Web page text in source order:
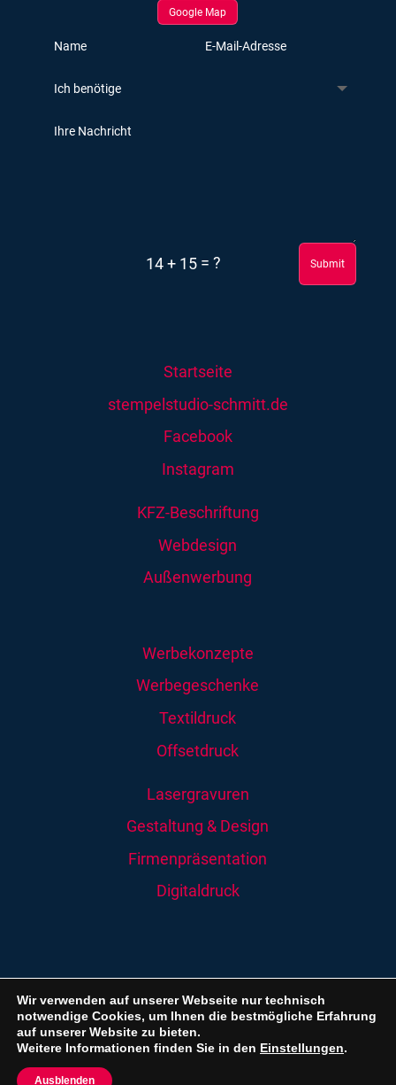
Google Map
14 + 15 =? Submit
Startseite
stempelstudio-schmitt.de
Facebook
Instagram
KFZ-Beschriftung
Webdesign
Außenwerbung
Werbekonzepte
Werbegeschenke
Textildruck
Offsetdruck
Lasergravuren
Gestaltung & Design
Firmenpräsentation
Digitaldruck
Impressum|Datenschutzerklärung
© 2026 | Schmitt Werbung
 
Wir verwenden auf unserer Webseite nur technisch
notwendige Cookies, um Ihnen die bestmögliche Erfahrung
auf unserer Website zu bieten.
Weitere Informationen finden Sie in den Einstellungen.
Ausblenden